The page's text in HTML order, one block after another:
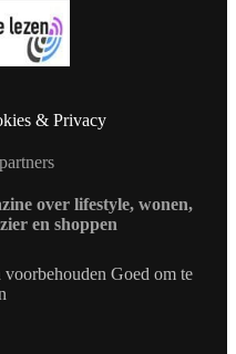
& Privacy
over lifestyle, wonen,
en shoppen
Goed om te